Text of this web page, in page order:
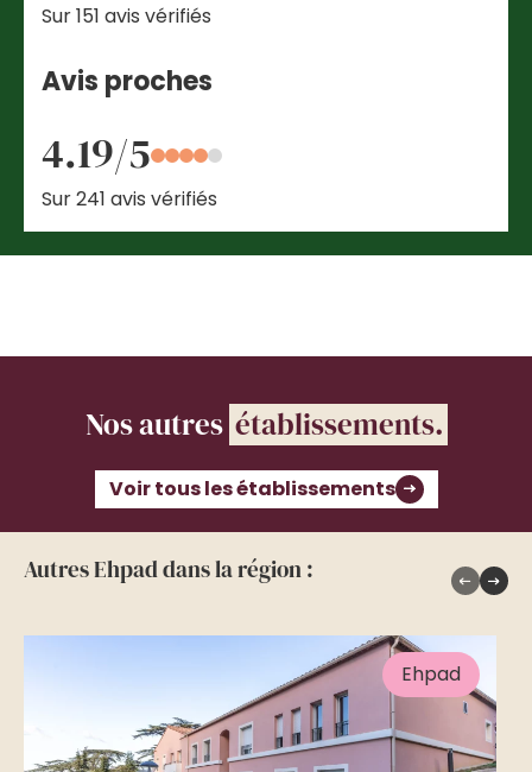
Sur 151 avis vérifiés
Avis proches
4.19/5
Sur 241 avis vérifiés
Nos autres établissements.
Voir tous les établissements
Autres Ehpad dans la région :
Ehpad